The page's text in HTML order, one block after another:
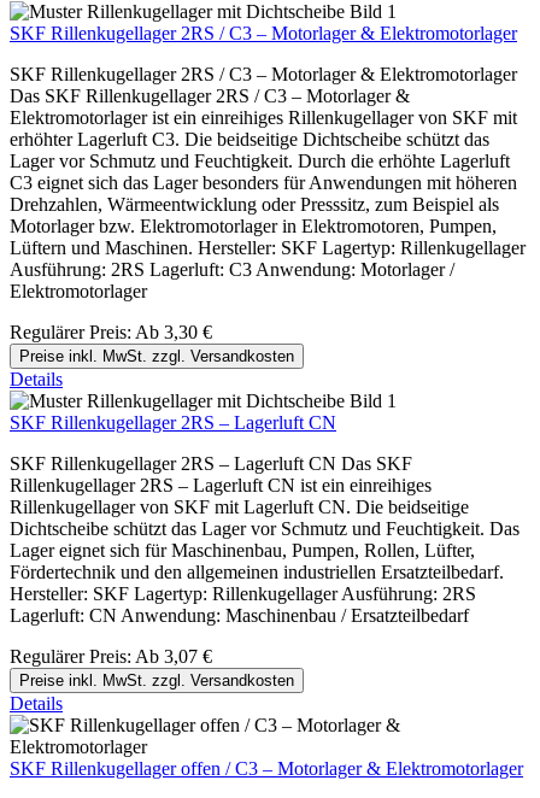
SKF Rillenkugellager 2RS / C3 – Motorlager & Elektromotorlager
SKF Rillenkugellager 2RS / C3 – Motorlager & Elektromotorlager
Das SKF Rillenkugellager 2RS / C3 – Motorlager &
Elektromotorlager ist ein einreihiges Rillenkugellager von SKF mit
erhöhter Lagerluft C3. Die beidseitige Dichtscheibe schützt das
Lager vor Schmutz und Feuchtigkeit. Durch die erhöhte Lagerluft
C3 eignet sich das Lager besonders für Anwendungen mit höheren
Drehzahlen, Wärmeentwicklung oder Presssitz, zum Beispiel als
Motorlager bzw. Elektromotorlager in Elektromotoren, Pumpen,
Lüftern und Maschinen. Hersteller: SKF Lagertyp: Rillenkugellager
Ausführung: 2RS Lagerluft: C3 Anwendung: Motorlager /
Elektromotorlager
Regulärer Preis: Ab 3,30 €
Preise inkl. MwSt. zzgl. Versandkosten
Details
SKF Rillenkugellager 2RS – Lagerluft CN
SKF Rillenkugellager 2RS – Lagerluft CN Das SKF
Rillenkugellager 2RS – Lagerluft CN ist ein einreihiges
Rillenkugellager von SKF mit Lagerluft CN. Die beidseitige
Dichtscheibe schützt das Lager vor Schmutz und Feuchtigkeit. Das
Lager eignet sich für Maschinenbau, Pumpen, Rollen, Lüfter,
Fördertechnik und den allgemeinen industriellen Ersatzteilbedarf.
Hersteller: SKF Lagertyp: Rillenkugellager Ausführung: 2RS
Lagerluft: CN Anwendung: Maschinenbau / Ersatzteilbedarf
Regulärer Preis: Ab 3,07 €
Preise inkl. MwSt. zzgl. Versandkosten
Details
SKF Rillenkugellager offen / C3 – Motorlager & Elektromotorlager